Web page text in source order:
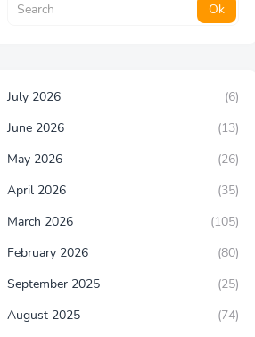
July 2026
(6)
June 2026
(13)
May 2026
(26)
April 2026
(35)
March 2026
(105)
February 2026
(80)
September 2025
(25)
August 2025
(74)